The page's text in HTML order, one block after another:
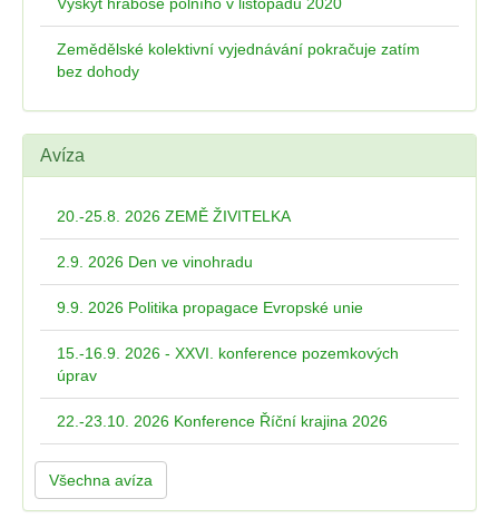
Výskyt hraboše polního v listopadu 2020
Zemědělské kolektivní vyjednávání pokračuje zatím
bez dohody
Avíza
20.-25.8. 2026 ZEMĚ ŽIVITELKA
2.9. 2026 Den ve vinohradu
9.9. 2026 Politika propagace Evropské unie
15.-16.9. 2026 - XXVI. konference pozemkových
úprav
22.-23.10. 2026 Konference Říční krajina 2026
Všechna avíza